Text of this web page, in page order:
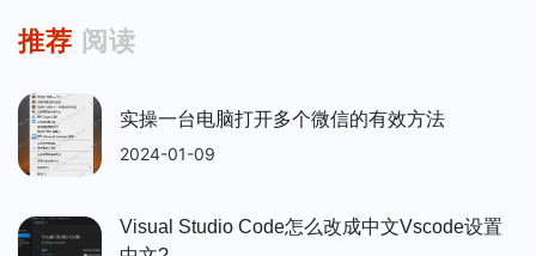
推荐 阅读
实操一台电脑打开多个微信的有效方法
2024-01-09
Visual Studio Code怎么改成中文vscode设置